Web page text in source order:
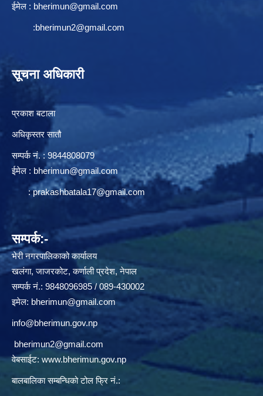
ईमेल : bherimun@gmail.com
:bherimun2@gmail.com
सूचना अधिकारी
प्रकाश बटाला
अधिकृस्तर सातौ
सम्पर्क न‌ं. : 9844808079
ईमेल : bherimun@gmail.com
:prakashbatala17@gmail.com
सम्पर्क:-
भेरी नगरपालिकाको कार्यालय
खलंगा, जाजरकोट, कर्णाली प्रदेश, नेपाल
सम्पर्क नं.: 9848096985 / 089-430002
इमेल: bherimun@gmail.com
info@bherimun.gov.np
bherimun2@gmail.com
वेबसाईट: www.bherimun.gov.np
बालबालिका सम्बन्धिको टोल फ्रि नं.: